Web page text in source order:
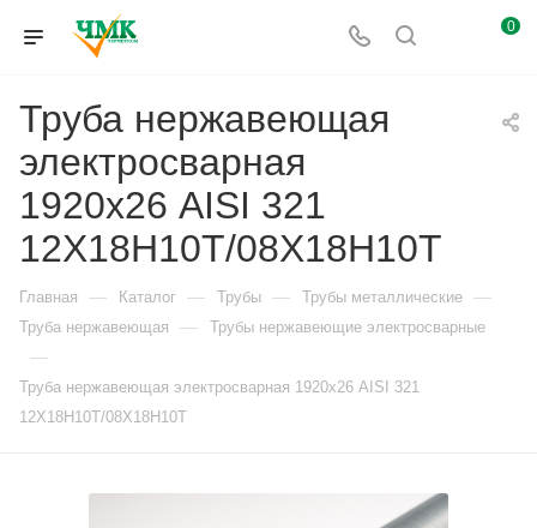
0
Труба нержавеющая
электросварная
1920х26 AISI 321
12Х18Н10Т/08Х18Н10Т
Главная — Каталог — Трубы — Трубы металлические —
Труба нержавеющая — Трубы нержавеющие электросварные
—
Труба нержавеющая электросварная 1920х26 AISI 321
12Х18Н10Т/08Х18Н10Т